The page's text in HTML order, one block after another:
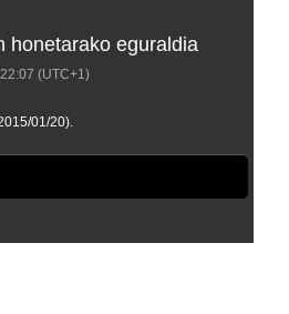
honetarako eguraldia
22:07 (UTC+1)
01/20).